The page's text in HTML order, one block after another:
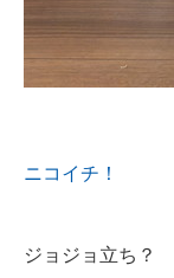
ニコイチ！
ジョジョ立ち？